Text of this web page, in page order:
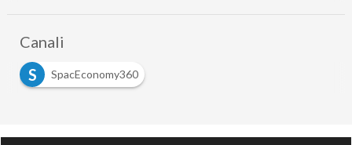
Canali
S
SpacEconomy360